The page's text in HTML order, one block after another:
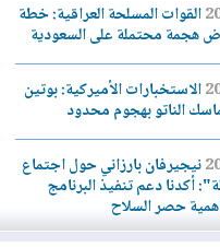
المسلحة العراقية: خطة
محتملة على السعودية
الأميركية: بوتين
الناتو بهجوم محدود
بارزاني حول اجتماع
دعم تنفيذ البرنامج
حصر السلاح